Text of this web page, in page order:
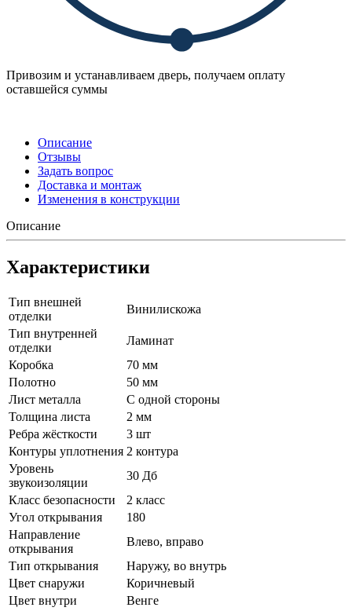
Привозим и устанавливаем дверь, получаем оплату
оставшейся суммы
Описание
Отзывы
Задать вопрос
Доставка и монтаж
Изменения в конструкции
Описание
Характеристики
Тип внешней
отделки
Винилискожа
Тип внутренней
отделки
Ламинат
Коробка
70 мм
Полотно
50 мм
Лист металла
С одной стороны
Толщина листа
2 мм
Ребра жёсткости
3 шт
Контуры уплотнения 2 контура
Уровень
звукоизоляции
30 Дб
Класс безопасности
2 класс
Угол открывания
180
Направление
открывания
Влево, вправо
Тип открывания
Наружу, во внутрь
Цвет снаружи
Коричневый
Цвет внутри
Венге